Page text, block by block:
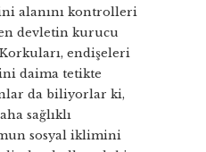
alanını kontrolleri
devletin kurucu
endişeleri
daima tetikte
da biliyorlar ki,
sağlıklı
sosyal iklimini